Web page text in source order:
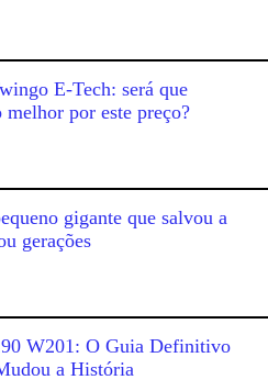
E-Tech: será que
melhor por este preço?
gigante que salvou a
gerações
W201: O Guia Definitivo
a História